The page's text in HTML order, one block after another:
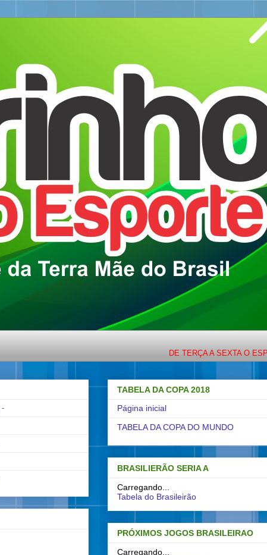
DE TERÇA A SEXTA O ESPORTE
-
TABELA DA COPA 2018
Página inicial
TABELA DA COPA DO MUNDO
BRASILIERÃO SERIA A
Carregando...
Tabela do Brasileirão
PRÓXIMOS JOGOS BRASILEIRAO
Carregando...